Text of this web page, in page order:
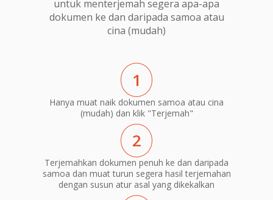
untuk menterjemah segera apa-apa
dokumen ke dan daripada samoa atau
cina (mudah)
1
Hanya muat naik dokumen samoa atau cina
(mudah) dan klik "Terjemah"
2
Terjemahkan dokumen penuh ke dan daripada
samoa dan muat turun segera hasil terjemahan
dengan susun atur asal yang dikekalkan